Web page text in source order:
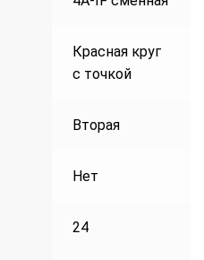
Красная круг
с точкой
Вторая
Нет
24